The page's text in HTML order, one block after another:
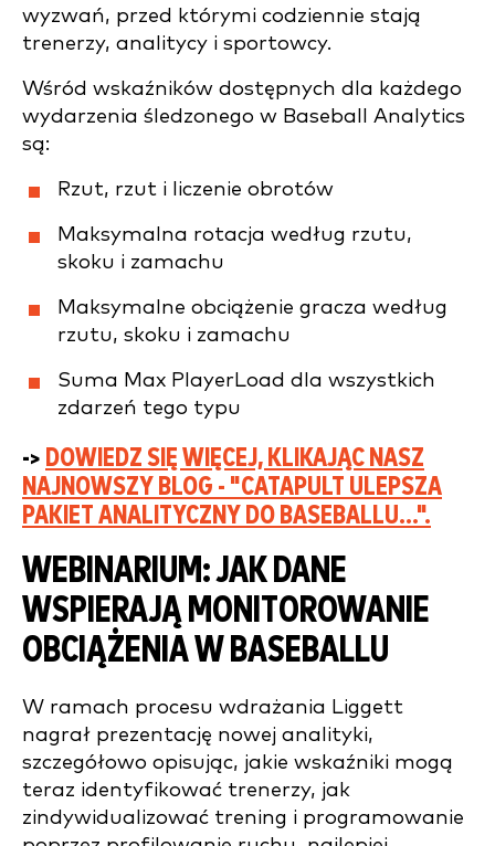
wyzwań, przed którymi codziennie stają
trenerzy, analitycy i sportowcy.
Wśród wskaźników dostępnych dla każdego
wydarzenia śledzonego w Baseball Analytics
są:
Rzut, rzut i liczenie obrotów
Maksymalna rotacja według rzutu,
skoku i zamachu
Maksymalne obciążenie gracza według
rzutu, skoku i zamachu
Suma Max PlayerLoad dla wszystkich
zdarzeń tego typu
-> DOWIEDZ SIĘ WIĘCEJ, KLIKAJĄC NASZ
NAJNOWSZY BLOG - "CATAPULT ULEPSZA
PAKIET ANALITYCZNY DO BASEBALLU...".
WEBINARIUM: JAK DANE
WSPIERAJĄ MONITOROWANIE
OBCIĄŻENIA W BASEBALLU
W ramach procesu wdrażania Liggett
nagrał prezentację nowej analityki,
szczegółowo opisując, jakie wskaźniki mogą
teraz identyfikować trenerzy, jak
zindywidualizować trening i programowanie